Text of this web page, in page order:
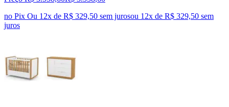
no Pix Ou 12x de R$ 329,50 sem jurosou 12x de R$ 329,50 sem
juros